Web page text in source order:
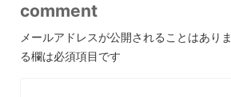
comment
メールアドレスが公開されることはありま
る欄は必須項目です